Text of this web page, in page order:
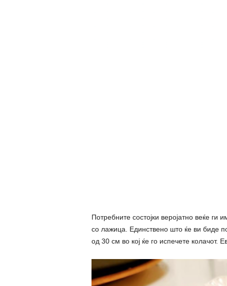
Потребните состојки веројатно веќе
со лажица. Единствено што ќе ви биде
од 30 см во кој ќе го испечете колачот.